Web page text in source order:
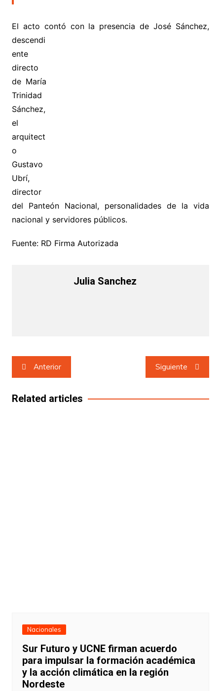
El acto contó con la presencia de José Sánchez,
descendi
ente
directo
de María
Trinidad
Sánchez,
el
arquitect
o
Gustavo
Ubrí,
director
del Panteón Nacional, personalidades de la vida
nacional y servidores públicos.
Fuente: RD Firma Autorizada
Julia Sanchez
Navegación
de
entradas
Anterior Siguiente
Related articles
Nacionales
Sur Futuro y UCNE firman acuerdo
para impulsar la formación académica
y la acción climática en la región
Nordeste